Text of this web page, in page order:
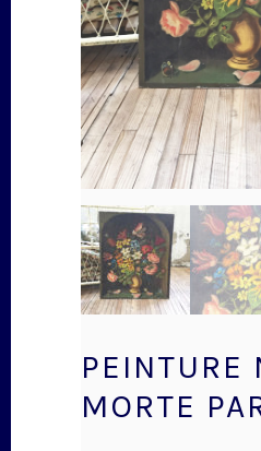
PEINTURE
MORTE